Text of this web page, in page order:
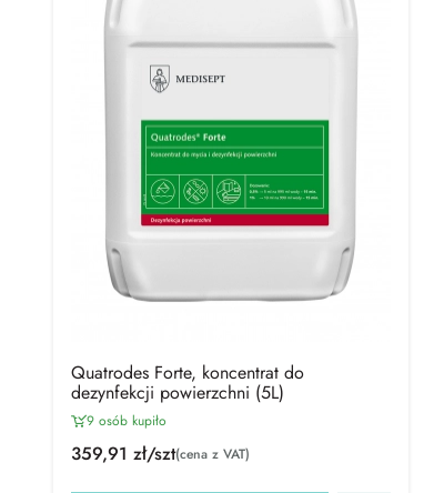
Quatrodes Forte, koncentrat do
dezynfekcji powierzchni (5L)
9 osób kupiło
359,91 zł/szt(cena z VAT)